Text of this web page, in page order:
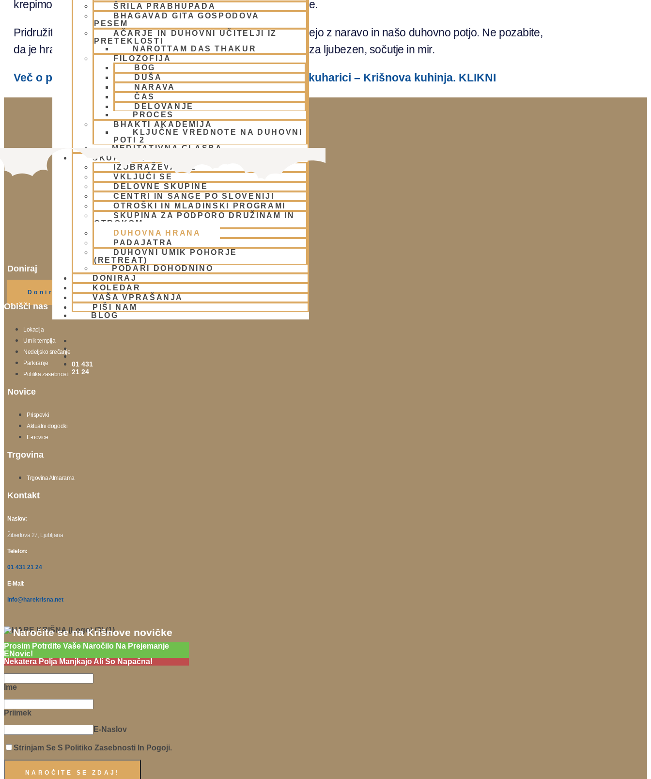
ŠRILA PRABHUPADA
BHAGAVAD GITA GOSPODOVA
PESEM
AČARJE IN DUHOVNI UČITELJI IZ
PRETEKLOSTI
NAROTTAM DAS THAKUR
FILOZOFIJA
BOG
DUŠA
NARAVA
ČAS
DELOVANJE
PROCES
BHAKTI AKADEMIJA
KLJUČNE VREDNOTE NA DUHOVNI
POTI 2
MEDITATIVNA GLASBA
SKUPNOST
IZOBRAŽEVANJE
VKLJUČI SE
DELOVNE SKUPINE
CENTRI IN SANGE PO SLOVENIJI
OTROŠKI IN MLADINSKI PROGRAMI
SKUPINA ZA PODPORO DRUŽINAM IN
OTROKOM
DUHOVNA HRANA
PADAJATRA
DUHOVNI UMIK POHORJE
(RETREAT)
PODARI DOHODNINO
DONIRAJ
KOLEDAR
VAŠA VPRAŠANJA
PIŠI NAM
BLOG
01 431
21 24
krepimo tudi naše odnose in skupno pot do duhovne realizacije.
Pridružite se nam in okusite božanske dobrote, ki nas povezujejo z naravo in našo duhovno potjo. Ne pozabite,
da je hrana v bhakti yogi daritev, ki v naših srcih najde prostor za ljubezen, sočutje in mir.
Več o pripravi duhovne hrane pa lahko preberete v naši kuharici – Krišnova kuhinja. KLIKNI
Doniraj
Doniraj
Obišči nas
Lokacija
Urnik templja
Nedeljsko srečanje
Parkiranje
Politika zasebnosti
Novice
Prispevki
Aktualni dogodki
E-novice
Trgovina
Trgovina Atmarama
Kontakt
Naslov:
Žibertova 27, Ljubljana
Telefon:
01 431 21 24
E-Mail:
info@harekrisna.net
Naročite se na Krišnove novičke
Prosim Potrdite Vaše Naročilo Na Prejemanje
ENovic!
Nekatera Polja Manjkajo Ali So Napačna!
Ime
Priimek
E-Naslov
Strinjam Se S Politiko Zasebnosti In Pogoji.